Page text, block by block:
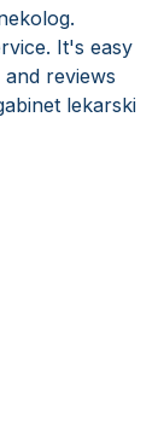
It's easy
reviews
lekarski